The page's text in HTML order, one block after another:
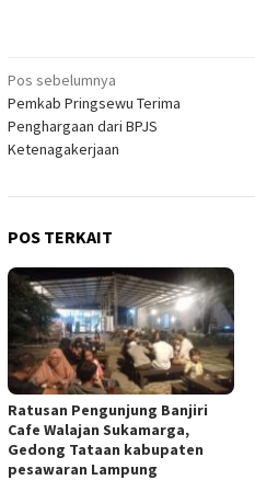
Navigasi
pos
Pos sebelumnya
Pemkab Pringsewu Terima
Penghargaan dari BPJS
Ketenagakerjaan
POS TERKAIT
Ratusan Pengunjung Banjiri
Cafe Walajan Sukamarga,
Gedong Tataan kabupaten
pesawaran Lampung